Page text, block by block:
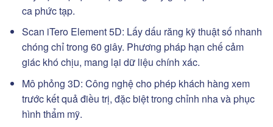
ca phức tạp.
Scan iTero Element 5D: Lấy dấu răng kỹ thuật số nhanh
chóng chỉ trong 60 giây. Phương pháp hạn chế cảm
giác khó chịu, mang lại dữ liệu chính xác.
Mô phỏng 3D: Công nghệ cho phép khách hàng xem
trước kết quả điều trị, đặc biệt trong chỉnh nha và phục
hình thẩm mỹ.